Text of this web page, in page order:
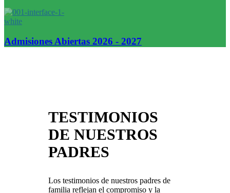
Admisiones Abiertas 2026 - 2027
TESTIMONIOS
DE NUESTROS
PADRES
Los testimonios de nuestros padres de
familia reflejan el compromiso y la